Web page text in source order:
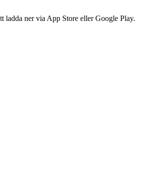
ladda ner via App Store eller Google Play.